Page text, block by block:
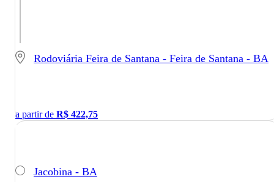
Rodoviária Feira de Santana - Feira de Santana - BA
a partir de R$ 422,75
Jacobina - BA